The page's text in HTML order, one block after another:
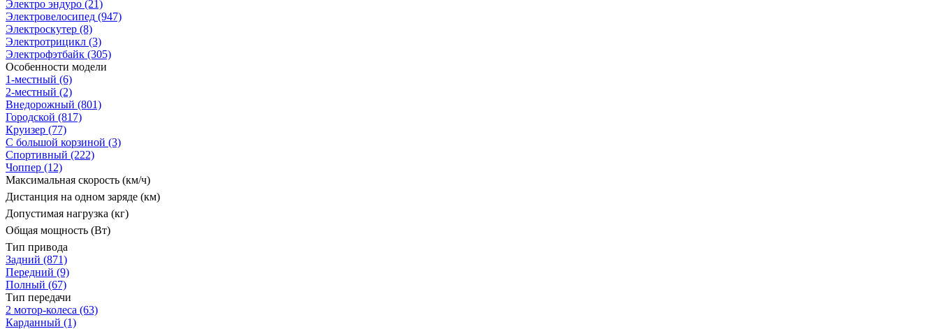
Электро эндуро (21)
Электровелосипед (947)
Электроскутер (8)
Электротрицикл (3)
Электрофэтбайк (305)
Особенности модели
1-местный (6)
2-местный (2)
Внедорожный (801)
Городской (817)
Круизер (77)
С большой корзиной (3)
Спортивный (222)
Чоппер (12)
Максимальная скорость (км/ч)
Дистанция на одном заряде (км)
Допустимая нагрузка (кг)
Общая мощность (Вт)
Тип привода
Задний (871)
Передний (9)
Полный (67)
Тип передачи
2 мотор-колеса (63)
Карданный (1)